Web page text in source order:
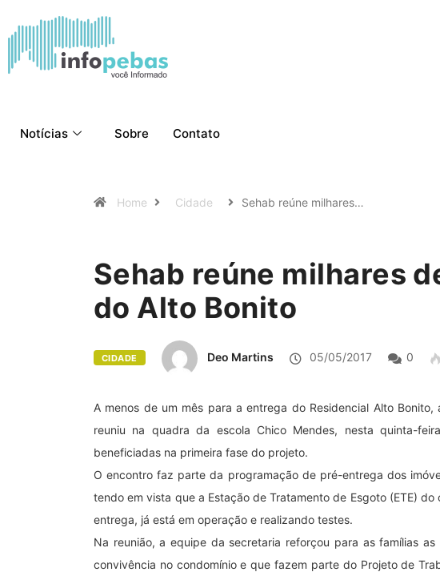
Notícias Sobre Contato
Home Cidade Sehab reúne milhares…
Sehab reúne milhares
do Alto Bonito
CIDADE Deo Martins 05/05/2017 0
A menos de um mês para a entrega do Residencial Alto
reuniu na quadra da escola Chico Mendes, nesta quinta-
beneficiadas na primeira fase do projeto.
O encontro faz parte da programação de pré-entrega dos
tendo em vista que a Estação de Tratamento de Esgoto (ETE)
entrega, já está em operação e realizando testes.
Na reunião, a equipe da secretaria reforçou para as famílias
convivência no condomínio e que fazem parte do Projeto de